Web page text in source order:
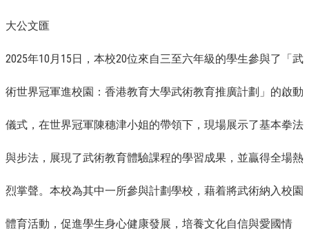
大公文匯
2025年10月15日，本校20位來自三至六年級的學生參與了「武
術世界冠軍進校園：香港教育大學武術教育推廣計劃」的啟動
儀式，在世界冠軍陳穗津小姐的帶領下，現場展示了基本拳法
與步法，展現了武術教育體驗課程的學習成果，並贏得全場熱
烈掌聲。本校為其中一所參與計劃學校，藉着將武術納入校園
體育活動，促進學生身心健康發展，培養文化自信與愛國情